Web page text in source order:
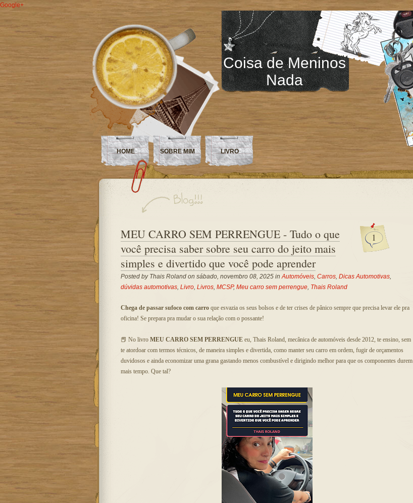
Google+
Coisa de Meninos
Nada
HOME SOBRE MIM LIVRO
1
MEU CARRO SEM PERRENGUE - Tudo o que
você precisa saber sobre seu carro do jeito mais
simples e divertido que você pode aprender
Posted by Thais Rolandon sábado, novembro 08, 2025 inAutomóveis, Carros, Dicas Automotivas,
dúvidas automotivas, Livro, Livros, MCSP, Meu carro sem perrengue, Thais Roland
Chega de passar sufoco com carroque esvazia os seus bolsos e de ter crises de pânico sempre que precisa levar ele pra
oficina! Se prepara pra mudar o sua relação com o possante!
📕 No livro MEU CARRO SEM PERRENGUEeu, Thais Roland, mecânica de automóveis desde 2012, te ensino, sem
te atordoar com termos técnicos, de maneira simples e divertida, como manter seu carro em ordem, fugir de orçamentos
duvidosos e ainda economizar uma grana gastando menos combustível e dirigindo melhor para que os componentes durem
mais tempo. Que tal?